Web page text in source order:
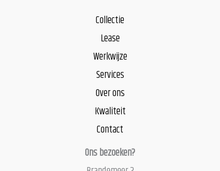
Collectie
Lease
Werkwijze
Services
Over ons
Kwaliteit
Contact
Ons bezoeken?